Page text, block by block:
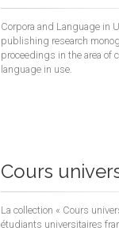
Corpora and Language in
publishing research
proceedings in the area of
language in use.
Cours
La collection « Cours
étudiants universitaires